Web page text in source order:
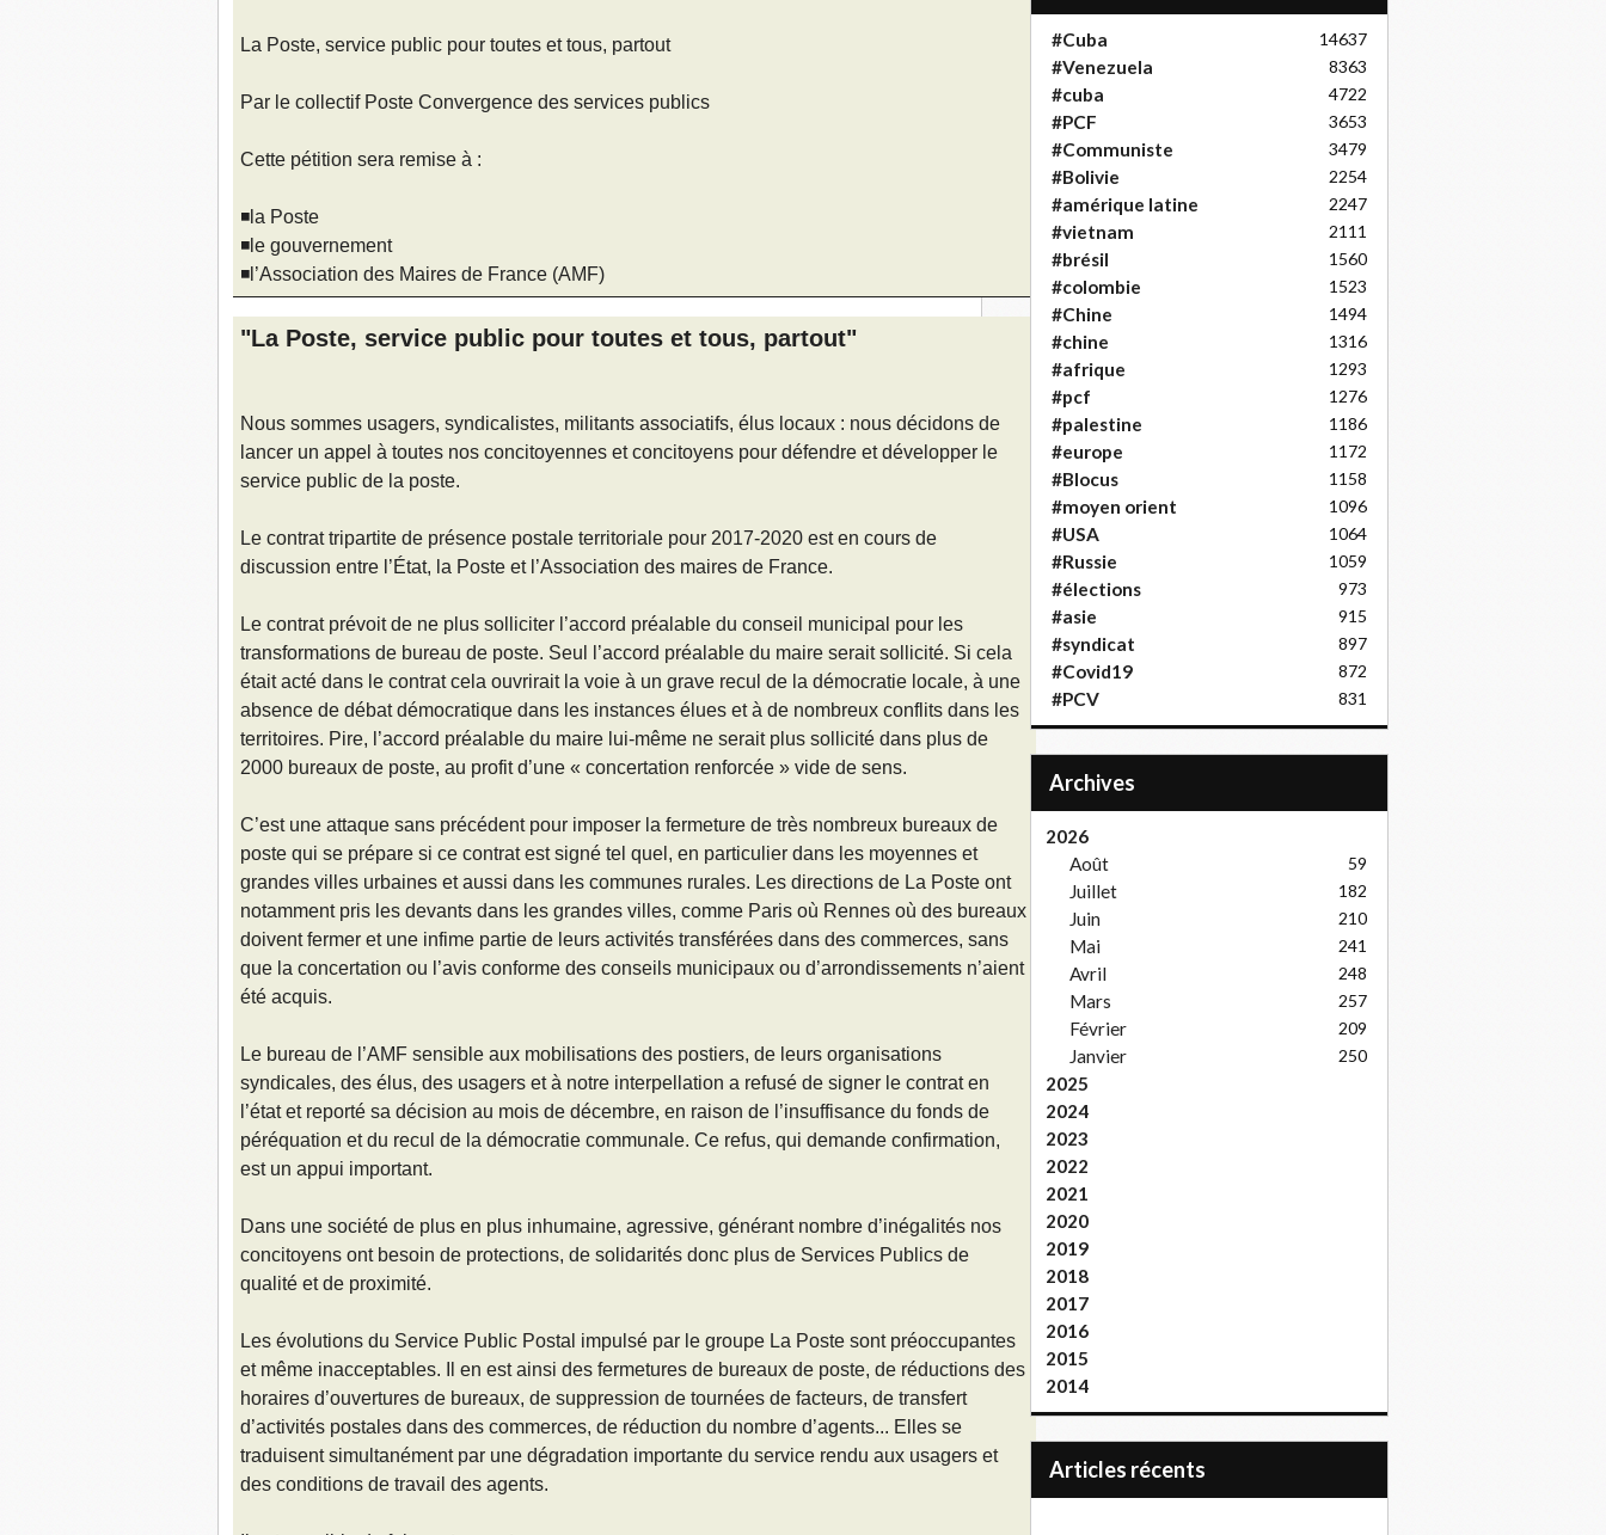
La Poste, service public pour toutes et tous, partout
Par le collectif Poste Convergence des services publics
Cette pétition sera remise à :
◾la Poste
◾le gouvernement
◾l’Association des Maires de France (AMF)
"La Poste, service public pour toutes et tous, partout"
Nous sommes usagers, syndicalistes, militants associatifs, élus locaux : nous décidons de
lancer un appel à toutes nos concitoyennes et concitoyens pour défendre et développer le
service public de la poste.
Le contrat tripartite de présence postale territoriale pour 2017-2020 est en cours de
discussion entre l’État, la Poste et l’Association des maires de France.
Le contrat prévoit de ne plus solliciter l’accord préalable du conseil municipal pour les
transformations de bureau de poste. Seul l’accord préalable du maire serait sollicité. Si cela
était acté dans le contrat cela ouvrirait la voie à un grave recul de la démocratie locale, à une
absence de débat démocratique dans les instances élues et à de nombreux conflits dans les
territoires. Pire, l’accord préalable du maire lui-même ne serait plus sollicité dans plus de
2000 bureaux de poste, au profit d’une « concertation renforcée » vide de sens.
C’est une attaque sans précédent pour imposer la fermeture de très nombreux bureaux de
poste qui se prépare si ce contrat est signé tel quel, en particulier dans les moyennes et
grandes villes urbaines et aussi dans les communes rurales. Les directions de La Poste ont
notamment pris les devants dans les grandes villes, comme Paris où Rennes où des bureaux
doivent fermer et une infime partie de leurs activités transférées dans des commerces, sans
que la concertation ou l’avis conforme des conseils municipaux ou d’arrondissements n’aient
été acquis.
Le bureau de l’AMF sensible aux mobilisations des postiers, de leurs organisations
syndicales, des élus, des usagers et à notre interpellation a refusé de signer le contrat en
l’état et reporté sa décision au mois de décembre, en raison de l’insuffisance du fonds de
péréquation et du recul de la démocratie communale. Ce refus, qui demande confirmation,
est un appui important.
Dans une société de plus en plus inhumaine, agressive, générant nombre d’inégalités nos
concitoyens ont besoin de protections, de solidarités donc plus de Services Publics de
qualité et de proximité.
Les évolutions du Service Public Postal impulsé par le groupe La Poste sont préoccupantes
et même inacceptables. Il en est ainsi des fermetures de bureaux de poste, de réductions des
horaires d’ouvertures de bureaux, de suppression de tournées de facteurs, de transfert
d’activités postales dans des commerces, de réduction du nombre d’agents... Elles se
traduisent simultanément par une dégradation importante du service rendu aux usagers et
des conditions de travail des agents.
#Cuba 14637
#Venezuela 8363
#cuba 4722
#PCF 3653
#Communiste 3479
#Bolivie 2254
#amérique latine 2247
#vietnam 2111
#brésil 1560
#colombie 1523
#Chine 1494
#chine 1316
#afrique 1293
#pcf 1276
#palestine 1186
#europe 1172
#Blocus 1158
#moyen orient 1096
#USA 1064
#Russie 1059
#élections 973
#asie 915
#syndicat 897
#Covid19 872
#PCV 831
Archives
2026
Août
59
Juillet 182
Juin 210
Mai 241
Avril 248
Mars 257
Février 209
Janvier 250
2025
2024
2023
2022
2021
2020
2019
2018
2017
2016
2015
2014
articles récents